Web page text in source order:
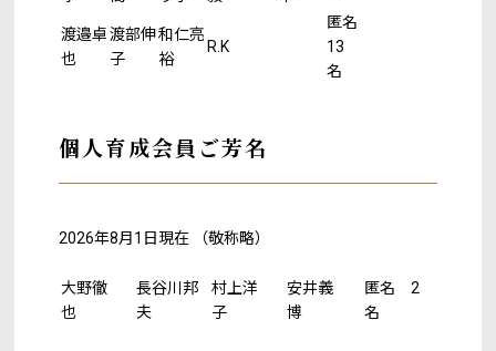
渡邉卓
也
渡部伸
子
和仁亮
裕
R.K
匿名
13
名
個人育成会員ご芳名
2026年8月1日現在 （敬称略）
大野徹
也
長谷川邦
夫
村上洋
子
安井義
博
匿名 2
名